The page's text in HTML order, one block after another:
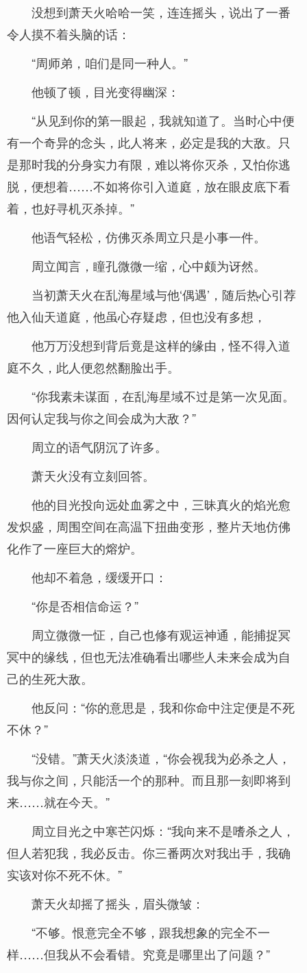
没想到萧天火哈哈一笑，连连摇头，说出了一番
令人摸不着头脑的话：
“周师弟，咱们是同一种人。”
他顿了顿，目光变得幽深：
“从见到你的第一眼起，我就知道了。当时心中便
有一个奇异的念头，此人将来，必定是我的大敌。只
是那时我的分身实力有限，难以将你灭杀，又怕你逃
脱，便想着……不如将你引入道庭，放在眼皮底下看
着，也好寻机灭杀掉。”
他语气轻松，仿佛灭杀周立只是小事一件。
周立闻言，瞳孔微微一缩，心中颇为讶然。
当初萧天火在乱海星域与他‘偶遇’，随后热心引荐
他入仙天道庭，他虽心存疑虑，但也没有多想，
他万万没想到背后竟是这样的缘由，怪不得入道
庭不久，此人便忽然翻脸出手。
“你我素未谋面，在乱海星域不过是第一次见面。
因何认定我与你之间会成为大敌？”
周立的语气阴沉了许多。
萧天火没有立刻回答。
他的目光投向远处血雾之中，三昧真火的焰光愈
发炽盛，周围空间在高温下扭曲变形，整片天地仿佛
化作了一座巨大的熔炉。
他却不着急，缓缓开口：
“你是否相信命运？”
周立微微一怔，自己也修有观运神通，能捕捉冥
冥中的缘线，但也无法准确看出哪些人未来会成为自
己的生死大敌。
他反问：“你的意思是，我和你命中注定便是不死
不休？”
“没错。”萧天火淡淡道，“你会视我为必杀之人，
我与你之间，只能活一个的那种。而且那一刻即将到
来……就在今天。”
周立目光之中寒芒闪烁：“我向来不是嗜杀之人，
但人若犯我，我必反击。你三番两次对我出手，我确
实该对你不死不休。”
萧天火却摇了摇头，眉头微皱：
“不够。恨意完全不够，跟我想象的完全不一
样……但我从不会看错。究竟是哪里出了问题？”